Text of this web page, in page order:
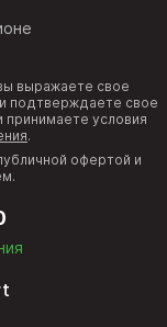
выражаете свое
подтверждаете свое
принимаете условия
.
офертой и